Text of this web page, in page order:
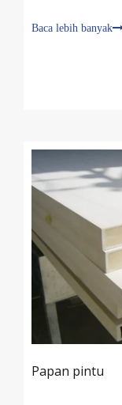
Baca lebih banyak
Papan pintu